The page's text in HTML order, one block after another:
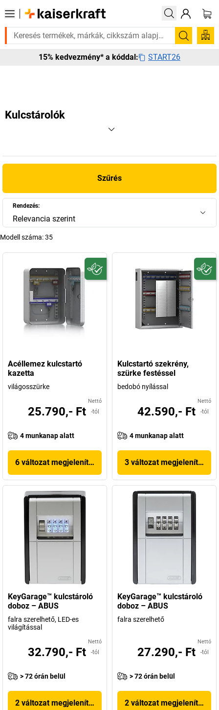
rá? Válogatott bestseller termékeinket 3–4 munkanapon belül
Keresés
15% kedvezmény* a kóddal: START26
Kulcstárolók
Szűrés
Rendezés:
Relevancia szerint
Modell száma:35
Acéllemez kulcstartó
kazetta
világosszürke
Nettó
25.790,- Ft -tól
4 munkanap alatt
6 változat megjelenítése
Kulcstartó szekrény,
szürke festéssel
bedobó nyílással
Nettó
42.590,- Ft -tól
4 munkanap alatt
3 változat megjelenítése
KeyGarage™ kulcstároló
doboz – ABUS
falra szerelhető, LED-es
világítással
Nettó
32.790,- Ft -tól
> 72 órán belül
2 változat megjelenítése
KeyGarage™ kulcstároló
doboz – ABUS
falra szerelhető
Nettó
27.290,- Ft -tól
> 72 órán belül
2 változat megjelenítése